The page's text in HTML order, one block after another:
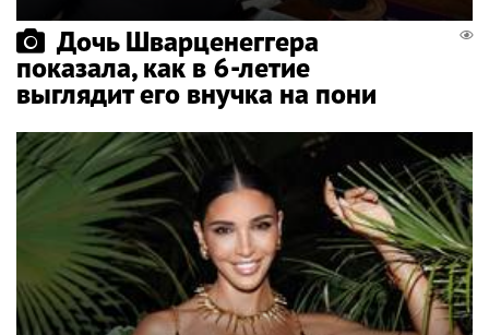
Дочь Шварценеггера
показала, как в 6-летие
выглядит его внучка на пони